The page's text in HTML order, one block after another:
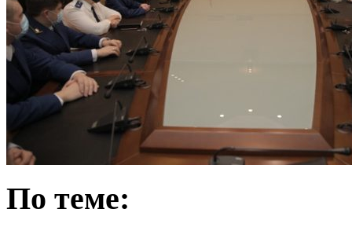
По теме: